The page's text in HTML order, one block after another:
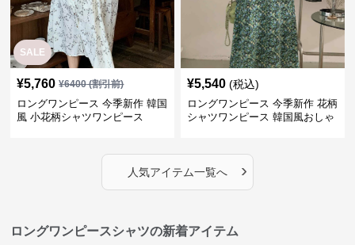
SALE
¥5,760 ¥6400(割引前)
ロングワンピース 今季新作 韓国
風 小花柄シャツワンピース
¥5,540 (税込)
ロングワンピース 今季新作 花柄
シャツワンピース 韓国風おしゃ
人気アイテム一覧へ ›
ロングワンピースシャツの新着アイテム